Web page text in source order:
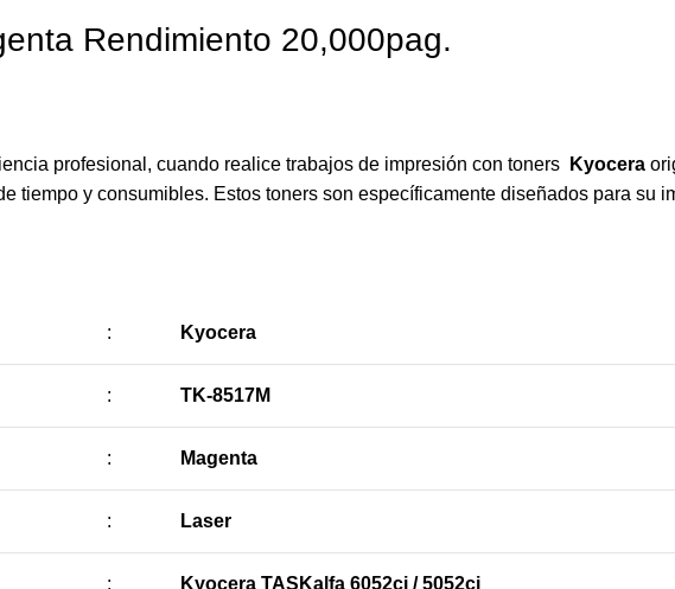
Rendimiento 20,000pag.
profesional, cuando realice trabajos de impresión con toners Kyocera
tiempo y consumibles. Estos toners son específicamente diseñados para su
: Kyocera
: TK-8517M
: Magenta
: Laser
: Kyocera TASKalfa 6052ci / 5052ci